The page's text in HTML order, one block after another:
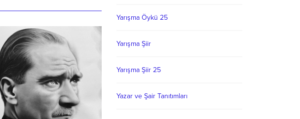
Yarışma Öykü 25
Yarışma Şiir
Yarışma Şiir 25
Yazar ve Şair Tanıtımları